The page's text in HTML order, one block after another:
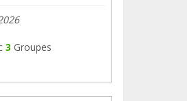
3 Groupes